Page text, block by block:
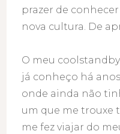
prazer de
nova cultura. De
O meu
já conheço há
onde ainda não
um que me trouxe
me fez viajar do